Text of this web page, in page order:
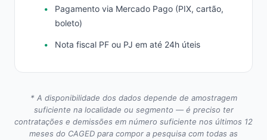
Pagamento via Mercado Pago (PIX, cartão,
boleto)
Nota fiscal PF ou PJ em até 24h úteis
* A disponibilidade dos dados depende de amostragem
suficiente na localidade ou segmento — é preciso ter
contratações e demissões em número suficiente nos últimos 12
meses do CAGED para compor a pesquisa com todas as